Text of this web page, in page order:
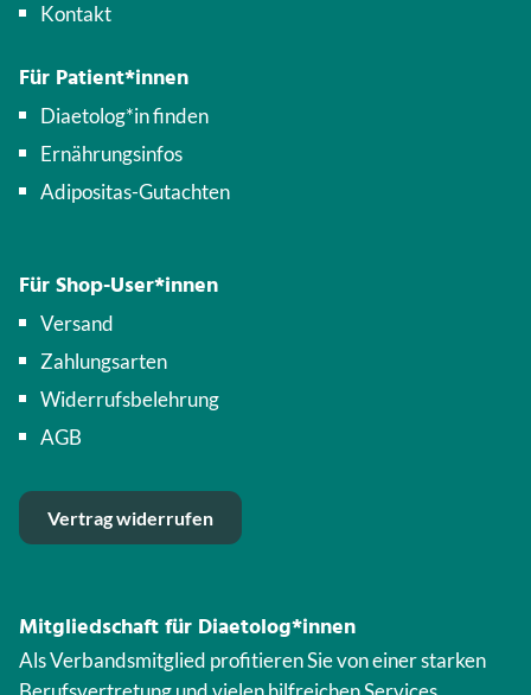
Kontakt
Für Patient*innen
Diaetolog*in finden
Ernährungsinfos
Adipositas-Gutachten
Für Shop-User*innen
Versand
Zahlungsarten
Widerrufsbelehrung
AGB
Vertrag widerrufen
Mitgliedschaft für Diaetolog*innen
Als Verbandsmitglied profitieren Sie von einer starken